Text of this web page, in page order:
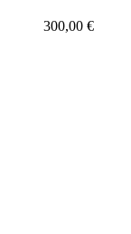
300,00 €